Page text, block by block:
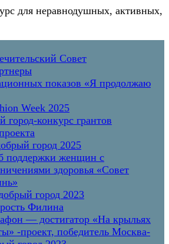
для неравнодушных, активных,
Совет
показов «Я продолжаю
Week 2025
город-конкурс грантов
город 2025
поддержки женщин с
здоровья «Совет
город 2023
Филина
— достигатор «На крыльях
-проект, победитель Москва-